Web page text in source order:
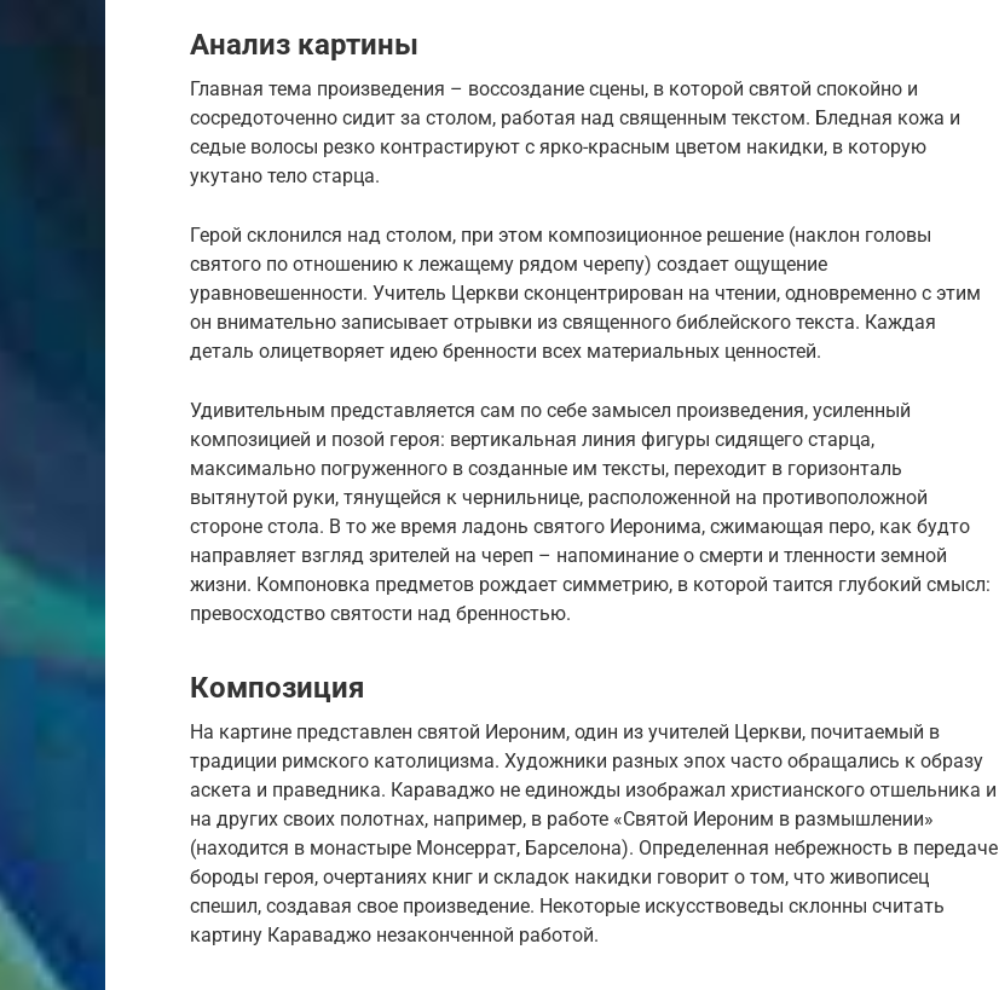
Анализ картины
Главная тема произведения – воссоздание сцены, в которой святой спокойно и
сосредоточенно сидит за столом, работая над священным текстом. Бледная кожа и
седые волосы резко контрастируют с ярко-красным цветом накидки, в которую
укутано тело старца.
Герой склонился над столом, при этом композиционное решение (наклон головы
святого по отношению к лежащему рядом черепу) создает ощущение
уравновешенности. Учитель Церкви сконцентрирован на чтении, одновременно с этим
он внимательно записывает отрывки из священного библейского текста. Каждая
деталь олицетворяет идею бренности всех материальных ценностей.
Удивительным представляется сам по себе замысел произведения, усиленный
композицией и позой героя: вертикальная линия фигуры сидящего старца,
максимально погруженного в созданные им тексты, переходит в горизонталь
вытянутой руки, тянущейся к чернильнице, расположенной на противоположной
стороне стола. В то же время ладонь святого Иеронима, сжимающая перо, как будто
направляет взгляд зрителей на череп – напоминание о смерти и тленности земной
жизни. Компоновка предметов рождает симметрию, в которой таится глубокий смысл:
превосходство святости над бренностью.
Композиция
На картине представлен святой Иероним, один из учителей Церкви, почитаемый в
традиции римского католицизма. Художники разных эпох часто обращались к образу
аскета и праведника. Караваджо не единожды изображал христианского отшельника и
на других своих полотнах, например, в работе «Святой Иероним в размышлении»
(находится в монастыре Монсеррат, Барселона). Определенная небрежность в передаче
бороды героя, очертаниях книг и складок накидки говорит о том, что живописец
спешил, создавая свое произведение. Некоторые искусствоведы склонны считать
картину Караваджо незаконченной работой.